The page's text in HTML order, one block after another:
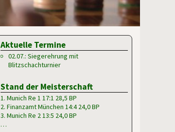
Aktuelle Termine
02.07.: Siegerehrung mit
Blitzschachturnier
Stand der Meisterschaft
1. Munich Re 1 17:1 28,5 BP
2. Finanzamt München 14:4 24,0 BP
3. Munich Re 2 13:5 24,0 BP
…